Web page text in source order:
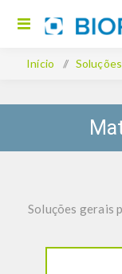
Início /
Soluções gerais